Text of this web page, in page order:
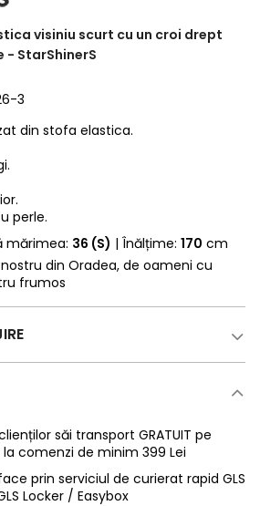
visiniu scurt cu un croi drept
- StarShinerS
3
din stofa elastica.
perle.
mărimea: 36 (S) | Înălțime: 170 cm
din Oradea, de oameni cu
frumos
săi transport GRATUIT pe
comenzi de minim 399 Lei
prin serviciul de curierat rapid GLS
Locker / Easybox